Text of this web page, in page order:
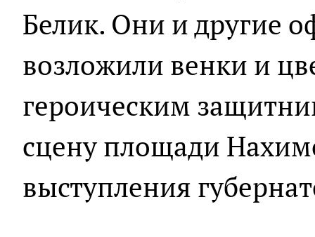
Белик. Они и другие
возложили венки и
героическим
сцену площади
выступления